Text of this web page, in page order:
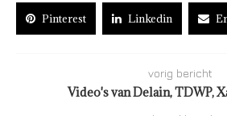
Pinterest Linkedin
vorig bericht
Video's van Delain, TDWP,